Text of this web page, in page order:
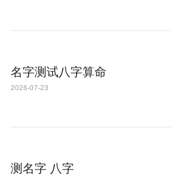
名字测试八字算命
2026-07-23
测名字 八字